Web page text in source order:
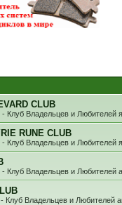
CLUB
Клуб Владельцев и Любителей
RUNE CLUB
Клуб Владельцев и Любителей
Клуб Владельцев и Любителей
Клуб Владельцев и Любителей